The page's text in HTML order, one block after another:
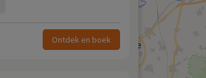
Ontdek en boek